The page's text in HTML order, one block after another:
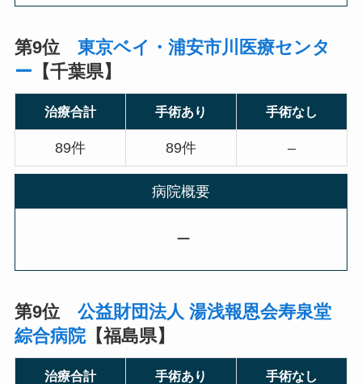
第9位 東京ベイ・浦安市川医療センタ
ー 【千葉県】
治療合計 手術あり 手術なし
89件 89件 –
病院概要
ー
第9位 公益財団法人 湯浅報恩会寿泉堂
綜合病院【福島県】
治療合計 手術あり 手術なし